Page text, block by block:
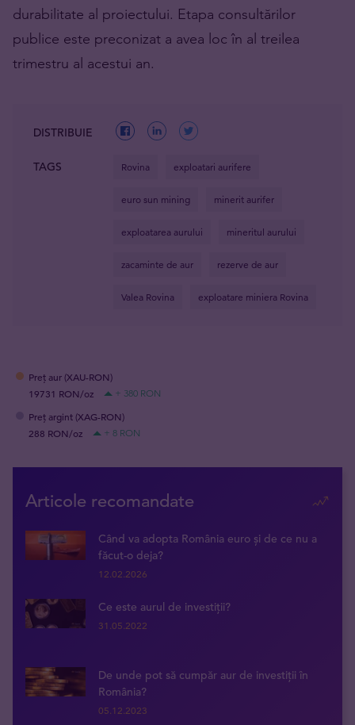
durabilitate al proiectului. Etapa consultărilor
publice este preconizat a avea loc în al treilea
trimestru al acestui an.
DISTRIBUIE
TAGS Rovina exploatari aurifere
euro sun mining minerit aurifer
exploatarea aurului mineritul aurului
zacaminte de aur rezerve de aur
Valea Rovina exploatare miniera Rovina
Preț aur (XAU-RON)
19731 RON/oz
+ 380 RON
Preț argint (XAG-RON)
288 RON/oz
+ 8 RON
Articole recomandate
Când va adopta România euro și de ce nu a
făcut-o deja?
12.02.2026
Ce este aurul de investiții?
31.05.2022
De unde pot să cumpăr aur de investiții în
România?
05.12.2023